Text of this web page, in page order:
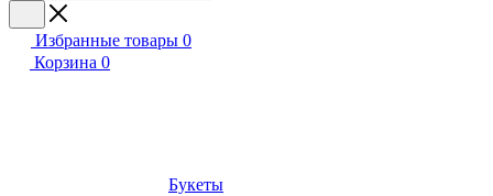
Избранные товары 0
Корзина 0
Букеты